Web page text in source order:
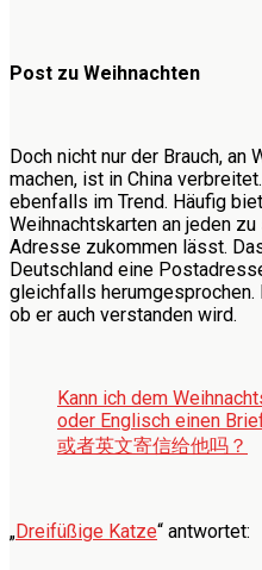
Post zu Weihnachten
Doch nicht nur der Brauch, an
machen, ist in China
ebenfalls im Trend. Häufig
Weihnachtskarten an jeden
Adresse zukommen lässt.
Deutschland eine
gleichfalls herumgesprochen.
ob er auch verstanden wird.
Kann ich dem
oder Englisch einen
或者英文寄信给他吗？
„Dreifüßige Katze“ antwortet: